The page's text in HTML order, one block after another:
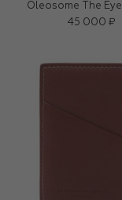
Oleosome The
(15ml)
45 000 ₽